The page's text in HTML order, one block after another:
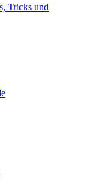
Tricks und